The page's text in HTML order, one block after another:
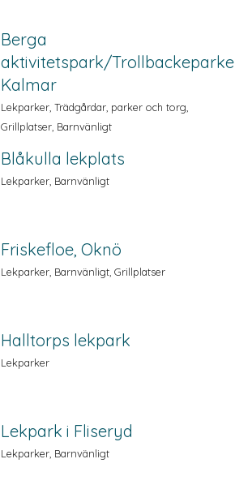
Berga
aktivitetspark/
Kalmar
Lekparker, Trädgårdar, parker och torg,
Grillplatser, Barnvänligt
Blåkulla lekplats
Lekparker, Barnvänligt
Friskefloe, Oknö
Lekparker, Barnvänligt, Grillplatser
Halltorps lekpark
Lekparker
Lekpark i Fliseryd
Lekparker, Barnvänligt